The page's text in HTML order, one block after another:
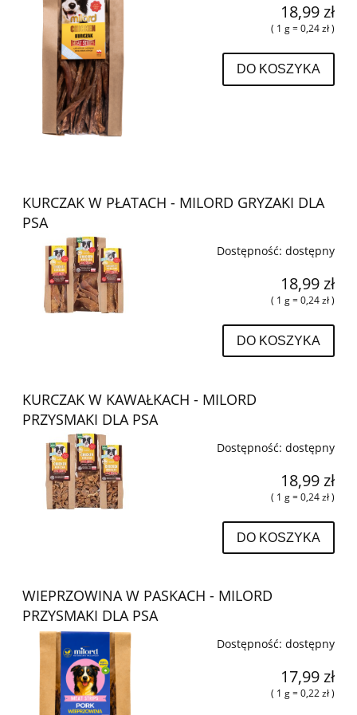
18,99 zł
( 1 g = 0,24 zł )
DO KOSZYKA
KURCZAK W PŁATACH - MILORD GRYZAKI DLA
PSA
Dostępność: dostępny
18,99 zł
( 1 g = 0,24 zł )
DO KOSZYKA
KURCZAK W KAWAŁKACH - MILORD
PRZYSMAKI DLA PSA
Dostępność: dostępny
18,99 zł
( 1 g = 0,24 zł )
DO KOSZYKA
WIEPRZOWINA W PASKACH - MILORD
PRZYSMAKI DLA PSA
Dostępność: dostępny
17,99 zł
( 1 g = 0,22 zł )